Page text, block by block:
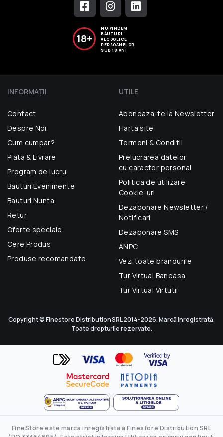
18+
NU VINDEM
BĂUTURI
ALCOOLICE
PERSOANELOR
SUB 18 ANI
INFORMAŢII
Contact
Despre Noi
Cum cumpar?
Plata & Livrare
Program de lucru
Bauturi Evenimente
Bauturi Nunta
Retur
Oferte speciale
Cere Produs
Produse recomandate
UTILE
Aboneaza-te la Newsletter
Harta site
Termeni & Conditii
Prelucrarea datelor
cu caracter personal
Politica de utilizare
Cookie-uri
Dezabonare Newsletter /
Notificari
Dezabonare SMS
ANPC
Vezi toate brandurile
Tur Virtual Baneasa
Tur Virtual Virtutii
Copyright © Finestore Distribution SRL 2014-2026. Marcă inregistrată.
Toate drepturile rezervate.
FineStore este marca inregistrata a Finestore Distribution SRL